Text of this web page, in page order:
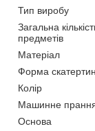
Тип виробу
Загальна
предметів
Матеріал
Форма
Колір
Машинне
Основа